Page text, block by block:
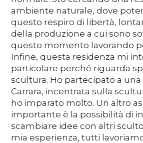
ambiente naturale, dove
questo respiro di libertà,
della produzione a cui sono
questo momento lavorando
Infine, questa residenza mi
particolare perché riguarda
scultura. Ho partecipato a una
Carrara, incentrata sulla
ho imparato molto. Un altro
importante è la possibilità di
scambiare idee con altri
mia esperienza, tutti